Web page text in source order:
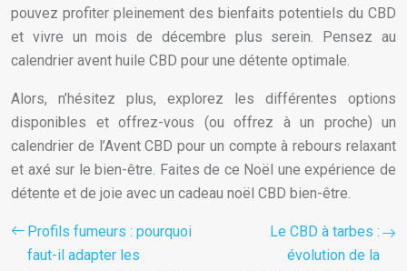
pouvez profiter pleinement des bienfaits potentiels du CBD
et vivre un mois de décembre plus serein. Pensez au
calendrier avent huile CBD pour une détente optimale.
Alors, n’hésitez plus, explorez les différentes options
disponibles et offrez-vous (ou offrez à un proche) un
calendrier de l’Avent CBD pour un compte à rebours relaxant
et axé sur le bien-être. Faites de ce Noël une expérience de
détente et de joie avec un cadeau noël CBD bien-être.
Profils fumeurs : pourquoi
faut-il adapter les
Le CBD à tarbes :
évolution de la